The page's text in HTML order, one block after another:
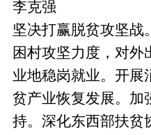
李克强
坚决打赢脱贫攻坚战
困村攻坚力度，对外
业地稳岗就业。开展
贫产业恢复发展。加
持。深化东西部扶贫